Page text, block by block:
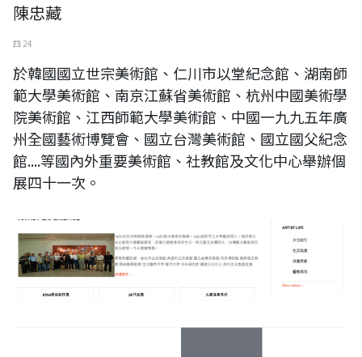
陳忠藏
四 24
於韓國國立世宗美術館、仁川市以堂紀念館、湖南師
範大學美術館、南京江蘇省美術館、杭州中國美術學
院美術館、江西師範大學美術館、中國一九九五年廣
州全國藝術博覽會、國立台灣美術館、國立國父紀念
館....等國內外重要美術館、社教館及文化中心舉辦個
展四十一次。